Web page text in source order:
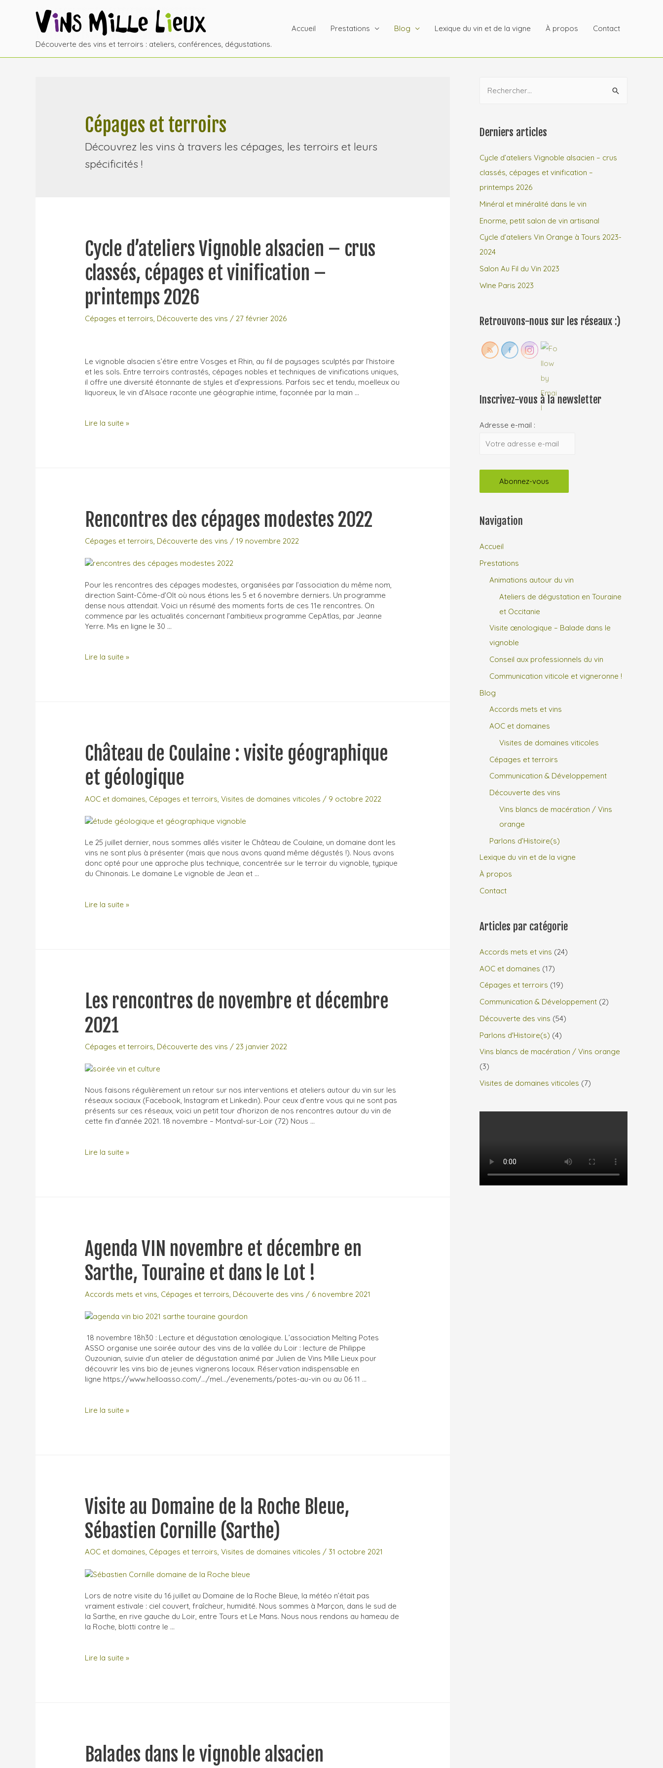
Découverte des vins et terroirs : ateliers, conférences, dégustations.
Accueil Prestations Blog Lexique du vin et de la vigne À propos Contact
Cépages et terroirs
Découvrez les vins à travers les cépages, les terroirs et leurs
spécificités !
Cycle d’ateliers Vignoble alsacien – crus
classés, cépages et vinification –
printemps 2026
Cépages et terroirs Découverte des vins /27 février 2026
Le vignoble alsacien s’étire entre Vosges et Rhin, au fil de paysages sculptés par l’histoire
et les sols. Entre terroirs contrastés, cépages nobles et techniques de vinifications uniques,
il offre une diversité étonnante de styles et d’expressions. Parfois sec et tendu, moelleux ou
liquoreux, le vin d’Alsace raconte une géographie intime, façonnée par la main …
Cycle
vinification
–
printemps
2026
Lire la suite »
Rencontres des cépages modestes 2022
Cépages et terroirs, Découverte des vins /19 novembre 2022
Pour les rencontres des cépages modestes, organisées par l’association du même nom,
direction Saint-Côme-d’Olt où nous étions les 5 et 6 novembre derniers. Un programme
dense nous attendait. Voici un résumé des moments forts de ces 11e rencontres. On
commence par les actualités concernant l’ambitieux programme CepAtlas, par Jeanne
Yerre. Mis en ligne le 30 …
Rencontres
Lire la suite »
Château de Coulaine : visite géographique
et géologique
AOC et domaines Cépages et terroirs ,Visites de domaines viticoles / 9 octobre 2022
Le 25 juillet dernier, nous sommes allés visiter le Château de Coulaine, un domaine dont les
vins ne sont plus à présenter (mais que nous avons quand même dégustés !). Nous avons
donc opté pour une approche plus technique, concentrée sur le terroir du vignoble, typique
du Chinonais. Le domaine Le vignoble de Jean et …
Château
Lire la suite »
Les rencontres de novembre et décembre
2021
Cépages et terroirs Découverte des vins /23 janvier 2022
Nous faisons régulièrement un retour sur nos interventions et ateliers autour du vin sur les
réseaux sociaux (Facebook, Instagram et Linkedin). Pour ceux d’entre vous qui ne sont pas
présents sur ces réseaux, voici un petit tour d’horizon de nos rencontres autour du vin de
cette fin d’année 2021. 18 novembre – Montval-sur-Loir (72) Nous …
Les
Lire la suite »
Agenda VIN novembre et décembre en
Sarthe, Touraine et dans le Lot !
Accords mets et vins Cépages et terroirs Découverte des vins / 6 novembre 2021
18 novembre 18h30 : Lecture et dégustation œnologique. L’association Melting Potes
ASSO organise une soirée autour des vins de la vallée du Loir : lecture de Philippe
Ouzounian, suivie d’un atelier de dégustation animé par Julien de Vins Mille Lieux pour
découvrir les vins bio de jeunes vignerons locaux. Réservation indispensable en
ligne https://www.helloasso.com/…/mel…/evenements/potes-au-vin ou au 06 11 …
Agenda
dans
le
Lot
!
Lire la suite »
Visite au Domaine de la Roche Bleue,
Sébastien Cornille (Sarthe)
AOC et domaines, Cépages et terroirs,Visites de domaines viticoles /31 octobre 2021
Lors de notre visite du 16 juillet au Domaine de la Roche Bleue, la météo n’était pas
vraiment estivale : ciel couvert, fraîcheur, humidité. Nous sommes à Marçon, dans le sud de
la Sarthe, en rive gauche du Loir, entre Tours et Le Mans. Nous nous rendons au hameau de
la Roche, blotti contre le …
Visite
(Sarthe)
Lire la suite »
Balades dans le vignoble alsacien
h
r
c
h
e
r
Derniers articles
Cycle d’ateliers Vignoble alsacien – crus
classés, cépages et vinification –
printemps 2026
Minéral et minéralité dans le vin
Enorme, petit salon de vin artisanal
Cycle d’ateliers Vin Orange à Tours 2023-
2024
Salon Au Fil du Vin 2023
Wine Paris 2023
Retrouvons-nous sur les réseaux :)
Inscrivez-vous à la newsletter
Adresse e-mail :
Navigation
Accueil
Prestations
Animations autour du vin
Ateliers de dégustation en Touraine
et Occitanie
Visite œnologique – Balade dans le
vignoble
Conseil aux professionnels du vin
Communication viticole et vigneronne !
Blog
Accords mets et vins
AOC et domaines
Visites de domaines viticoles
Cépages et terroirs
Communication & Développement
Découverte des vins
Vins blancs de macération / Vins
orange
Parlons d’Histoire(s)
Lexique du vin et de la vigne
À propos
Contact
Articles par catégorie
Accords mets et vins (24)
AOC et domaines (17)
Cépages et terroirs (19)
Communication & Développement (2)
Découverte des vins (54)
Parlons d'Histoire(s) (4)
Vins blancs de macération / Vins orange
(3)
Visites de domaines viticoles (7)